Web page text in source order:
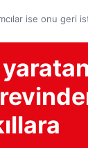
ise onu geri